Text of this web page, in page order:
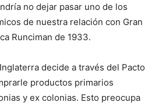
no dejar pasar uno de los
de nuestra relación con Gran
Runciman de 1933.
decide a través del Pacto
productos primarios
y ex colonias. Esto preocupa